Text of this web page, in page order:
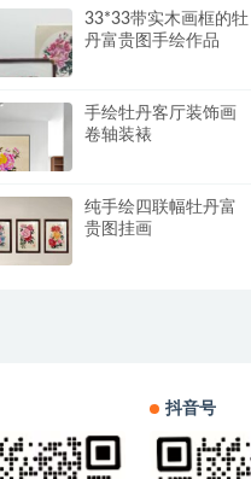
33*33带实木画框的牡
丹富贵图手绘作品
手绘牡丹客厅装饰画
卷轴装裱
纯手绘四联幅牡丹富
贵图挂画
抖音号